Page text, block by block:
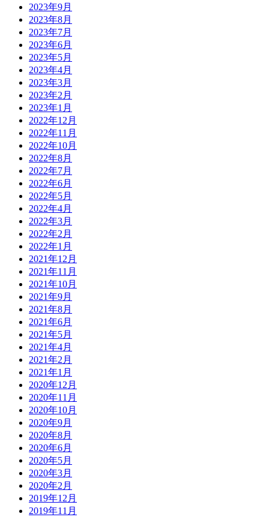
2023年9月
2023年8月
2023年7月
2023年6月
2023年5月
2023年4月
2023年3月
2023年2月
2023年1月
2022年12月
2022年11月
2022年10月
2022年8月
2022年7月
2022年6月
2022年5月
2022年4月
2022年3月
2022年2月
2022年1月
2021年12月
2021年11月
2021年10月
2021年9月
2021年8月
2021年6月
2021年5月
2021年4月
2021年2月
2021年1月
2020年12月
2020年11月
2020年10月
2020年9月
2020年8月
2020年6月
2020年5月
2020年3月
2020年2月
2019年12月
2019年11月